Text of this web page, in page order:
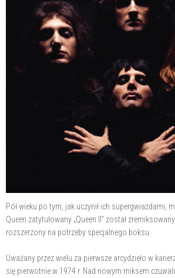
Pół wieku po tym, jak uczynił ich supergwiazdami,
Queen zatytułowany „Queen II” został
rozszerzony na potrzeby specjalnego boksu.
Uważany przez wielu za pierwsze arcydzieło w
się pierwotnie w 1974 r. Nad nowym miksem